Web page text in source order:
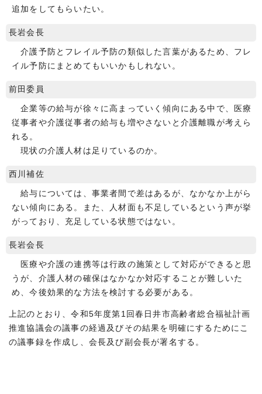
追加をしてもらいたい。
長岩会長
介護予防とフレイル予防の類似した言葉があるため、フレ
イル予防にまとめてもいいかもしれない。
前田委員
企業等の給与が徐々に高まっていく傾向にある中で、医療
従事者や介護従事者の給与も増やさないと介護離職が考えら
れる。
現状の介護人材は足りているのか。
西川補佐
給与については、事業者間で差はあるが、なかなか上がら
ない傾向にある。また、人材面も不足しているという声が挙
がっており、充足している状態ではない。
長岩会長
医療や介護の連携等は行政の施策として対応ができると思
うが、介護人材の確保はなかなか対応することが難しいた
め、今後効果的な方法を検討する必要がある。
上記のとおり、令和5年度第1回春日井市高齢者総合福祉計画
推進協議会の議事の経過及びその結果を明確にするためにこ
の議事録を作成し、会長及び副会長が署名する。